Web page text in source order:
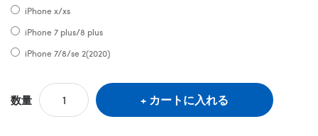
iPhone x/xs
iPhone 7 plus/8 plus
iPhone 7/8/se 2(2020)
数量 カートに入れる